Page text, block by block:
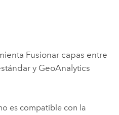
Fusionar capas entre
y GeoAnalytics
es compatible con la